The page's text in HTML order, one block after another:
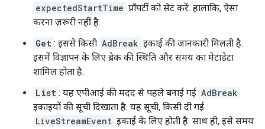
expectedStartTime प्रॉपर्टी को सेट करें. हालांकि, ऐसा
करना ज़रूरी नहीं है.
Get : इससे किसी AdBreak इकाई की जानकारी मिलती है.
इसमें विज्ञापन के लिए ब्रेक की स्थिति और समय का मेटाडेटा
शामिल होता है.
List : यह एपीआई की मदद से पहले बनाई गई AdBreak
इकाइयों की सूची दिखाता है. यह सूची, किसी दी गई
LiveStreamEvent इकाई के लिए होती है. साथ ही, इसे समय